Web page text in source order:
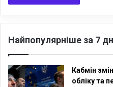
Найпопулярніше за 7
Кабмін
обліку та